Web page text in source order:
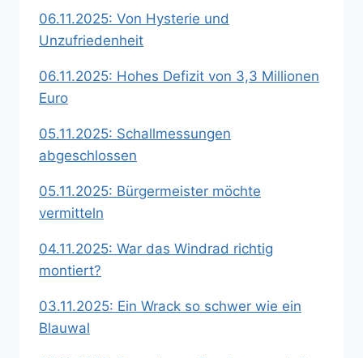
06.11.2025: Von Hysterie und
Unzufriedenheit
06.11.2025: Hohes Defizit von 3,3 Millionen
Euro
05.11.2025: Schallmessungen
abgeschlossen
05.11.2025: Bürgermeister möchte
vermitteln
04.11.2025: War das Windrad richtig
montiert?
03.11.2025: Ein Wrack so schwer wie ein
Blauwal